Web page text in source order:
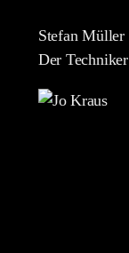
Stefan Müller
Der Techniker